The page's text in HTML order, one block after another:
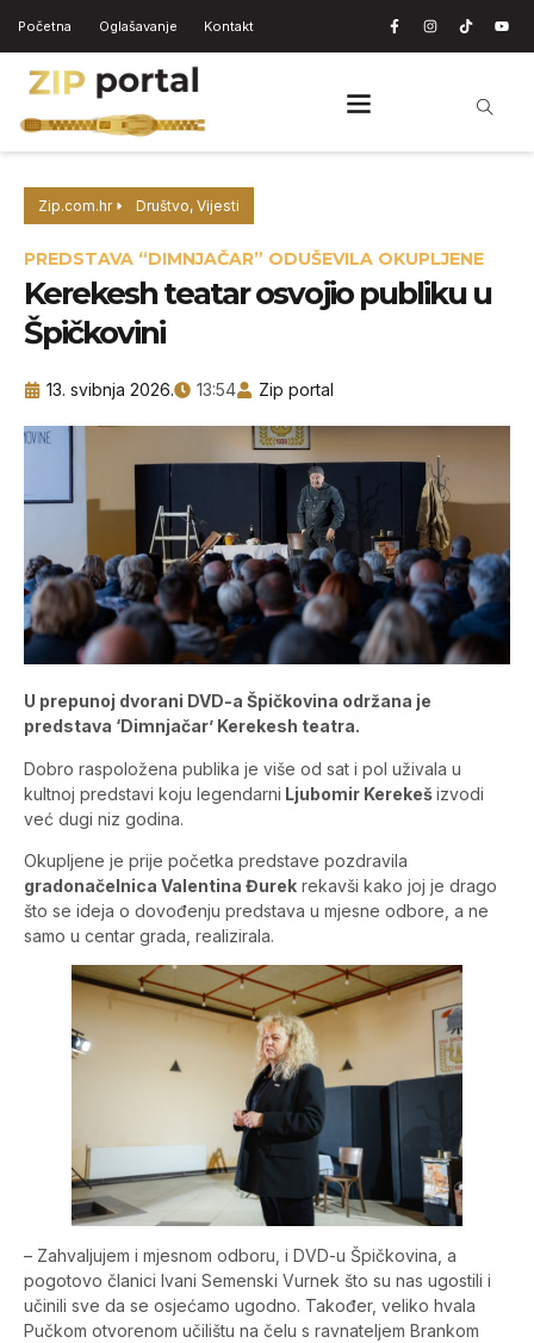
Početna Oglašavanje Kontakt
Zip.com.hr Društvo, Vijesti
PREDSTAVA “DIMNJAČAR” ODUŠEVILA OKUPLJENE
Kerekesh teatar osvojio publiku u
Špičkovini
13. svibnja 2026. 13:54 Zip portal
U prepunoj dvorani DVD-a Špičkovina održana je
predstava ‘Dimnjačar’ Kerekesh teatra.
Dobro raspoložena publika je više od sat i pol uživala u
kultnoj predstavi koju legendarni Ljubomir Kerekešizvodi
već dugi niz godina.
Okupljene je prije početka predstave pozdravila
gradonačelnica Valentina Đurek rekavši kako joj je drago
što se ideja o dovođenju predstava u mjesne odbore, a ne
samo u centar grada, realizirala.
– Zahvaljujem i mjesnom odboru, i DVD-u Špičkovina, a
pogotovo članici Ivani Semenski Vurnek što su nas ugostili i
učinili sve da se osjećamo ugodno. Također, veliko hvala
Pučkom otvorenom učilištu na čelu s ravnateljem Brankom